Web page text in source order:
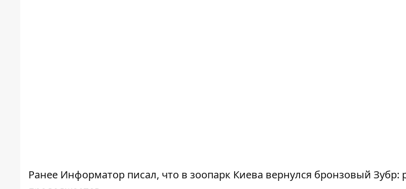
Ранее Информатор писал, что в зоопарк Киева вернулся бронзовый Зубр: